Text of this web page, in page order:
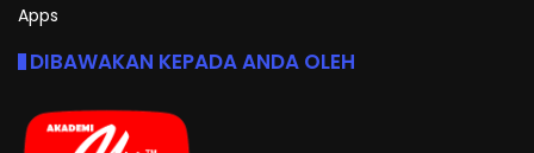
Apps
DIBAWAKAN KEPADA ANDA OLEH